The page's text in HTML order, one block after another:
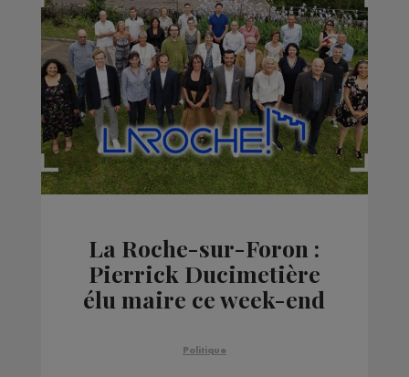
La Roche-sur-Foron :
Pierrick Ducimetière
élu maire ce week-end
Politique